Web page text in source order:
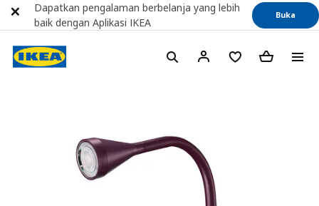
Dapatkan pengalaman berbelanja yang lebih
baik dengan Aplikasi IKEA
Buka